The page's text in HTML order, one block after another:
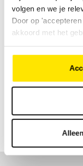
volgen en we je
Door op
akkoord met het
model
Onze